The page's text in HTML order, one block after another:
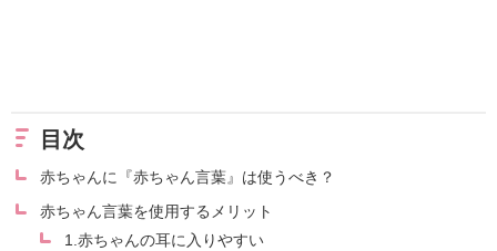
目次
赤ちゃんに『赤ちゃん言葉』は使うべき？
赤ちゃん言葉を使用するメリット
1.赤ちゃんの耳に入りやすい